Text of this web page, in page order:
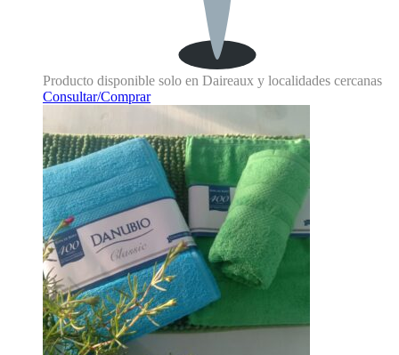
Producto disponible solo en Daireaux y localidades cercanas
Consultar/Comprar